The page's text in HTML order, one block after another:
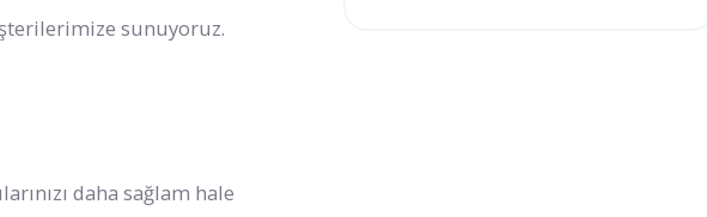
sunuyoruz.
daha sağlam hale